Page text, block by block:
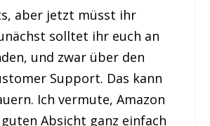
aber jetzt müsst ihr
solltet ihr euch an
und zwar über den
Support. Das kann
Ich vermute, Amazon
Absicht ganz einfach